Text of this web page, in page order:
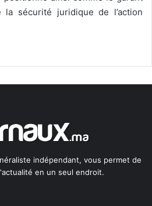
sécurité juridique de l’action
indépendant, vous permet de
en un seul endroit.